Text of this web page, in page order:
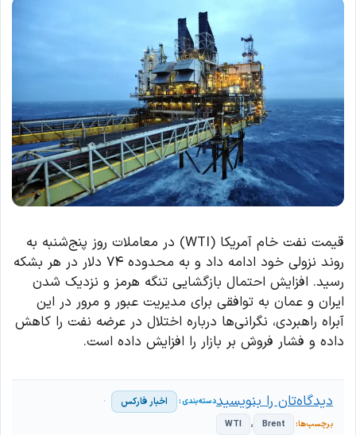
قیمت نفت خام آمریکا (WTI) در معاملات روز پنج‌شنبه به
روند نزولی خود ادامه داد و به محدوده ۷۴ دلار در هر بشکه
رسید. افزایش احتمال بازگشایی تنگه هرمز و نزدیک شدن
ایران و عمان به توافقی برای مدیریت عبور و مرور در این
آبراه راهبردی، نگرانی‌ها درباره اختلال در عرضه نفت را کاهش
داده و فشار فروش بر بازار را افزایش داده است.
اخبار فارکس
Brent ، WTI
دیدگاه‌تان را بنویسید